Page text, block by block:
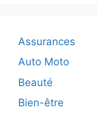
Assurances
Auto Moto
Beauté
Bien-être